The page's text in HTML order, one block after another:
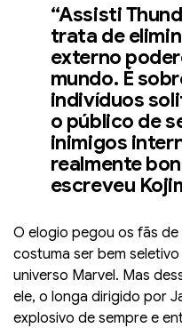
“Assisti
trata de
externo
mundo. É
indivíduos
o público de
inimigos
realmente
escreveu
O elogio pegou os fãs de
costuma ser bem
universo Marvel. Mas
ele, o longa dirigido por
explosivo de sempre e